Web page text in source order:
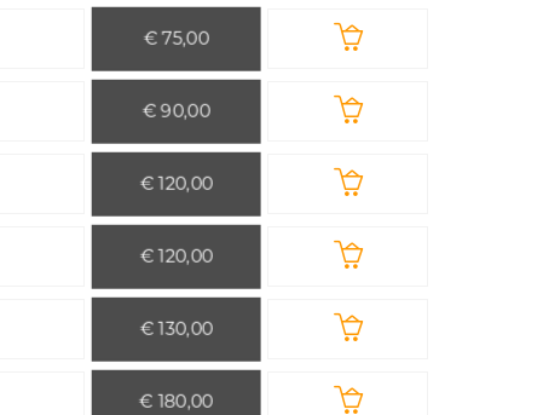
€ 75,00
€ 90,00
€ 120,00
€ 120,00
€ 130,00
€ 180,00